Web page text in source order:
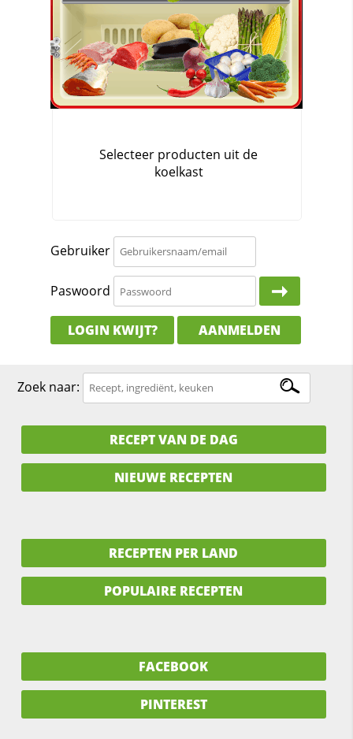
Gebruiker
Paswoord
LOGIN KWIJT? AANMELDEN
Zoek naar:
RECEPT VAN DE DAG
NIEUWE RECEPTEN
RECEPTEN PER LAND
POPULAIRE RECEPTEN
FACEBOOK
PINTEREST